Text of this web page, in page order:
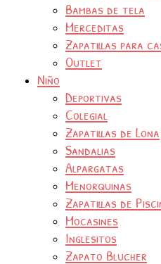
Bambas de tela
Merceditas
Zapatillas para
Outlet
Niño
Deportivas
Colegial
Zapatillas de Lona
Sandalias
Alpargatas
Menorquinas
Zapatillas de
Mocasines
Inglesitos
Zapato Blucher